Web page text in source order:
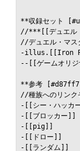
**収録セット
//***[[デュエル
//デュエル・マス
-illus.[[Iron
--[[ゲームオリジ
**参考
//種族へのリンク
-[[シー・ハッカ
-[[ブロッカー]]
-[[pig]]
-[[ドロー]]
-[[ランダム]]